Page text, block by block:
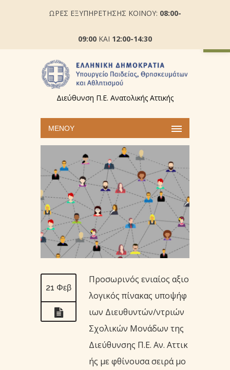
ΩΡΕΣ ΕΞΥΠΗΡΕΤΗΣΗΣ ΚΟΙΝΟΥ: 08:00-
09:00 ΚΑΙ 12:00-14:30
Διεύθυνση Π.Ε. Ανατολικής Αττικής
ΜΕΝΟΎ
21 Φεβ
Προσωρινός ενιαίος αξιο
λογικός πίνακας υποψήφ
ιων Διευθυντών/ντριών
Σχολικών Μονάδων της
Διεύθυνσης Π.Ε. Αν. Αττικ
ής με φθίνουσα σειρά μο